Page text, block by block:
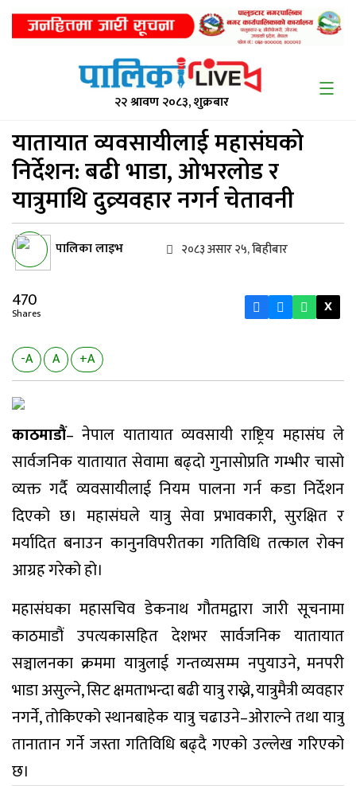
२२ श्रावण २०८३, शुक्रबार
यातायात व्यवसायीलाई महासंघको
निर्देशन: बढी भाडा, ओभरलोड र
यात्रुमाथि दुव्र्यवहार नगर्न चेतावनी
पालिका लाइभ २०८३ असार २५, बिहीबार
470
Shares X
-A A +A
काठमाडौं– नेपाल यातायात व्यवसायी राष्ट्रिय महासंघ ले
सार्वजनिक यातायात सेवामा बढ्दो गुनासोप्रति गम्भीर चासो
व्यक्त गर्दै व्यवसायीलाई नियम पालना गर्न कडा निर्देशन
दिएको छ। महासंघले यात्रु सेवा प्रभावकारी, सुरक्षित र
मर्यादित बनाउन कानुनविपरीतका गतिविधि तत्काल रोक्न
आग्रह गरेको हो।
महासंघका महासचिव डेकनाथ गौतमद्वारा जारी सूचनामा
काठमाडौं उपत्यकासहित देशभर सार्वजनिक यातायात
सञ्चालनका क्रममा यात्रुलाई गन्तव्यसम्म नपुयाउने, मनपरी
भाडा असुल्ने, सिट क्षमताभन्दा बढी यात्रु राख्ने, यात्रुमैत्री व्यवहार
नगर्ने, तोकिएको स्थानबाहेक यात्रु चढाउने–ओराल्ने तथा यात्रु
तानातान गर्ने जस्ता गतिविधि बढ्दै गएको उल्लेख गरिएको
छ।